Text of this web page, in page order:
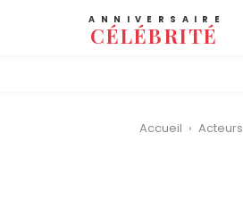
ANNIVERSAIRE
CÉLÉBRITÉ
Accueil › Acteurs